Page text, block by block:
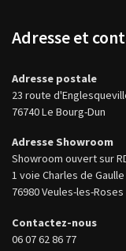
Adresse et
Adresse postale
23 route
76740 Le Bourg-Dun
Adresse Showroom
Showroom ouvert sur
1 voie Charles de Gaulle
76980 Veules-les-Roses
Contactez-nous
06 07 62 86 77